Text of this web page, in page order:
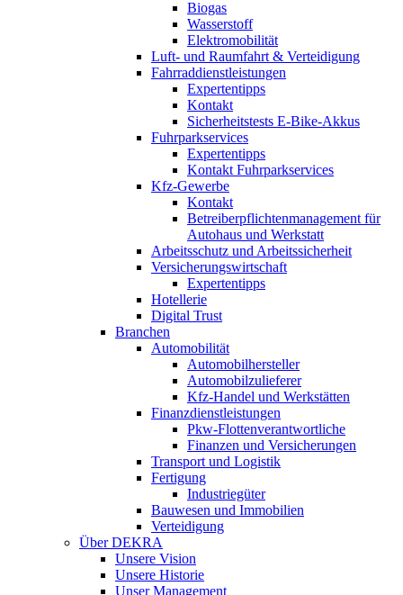
Biogas
Wasserstoff
Elektromobilität
Luft- und Raumfahrt & Verteidigung
Fahrraddienstleistungen
Expertentipps
Kontakt
Sicherheitstests E-Bike-Akkus
Fuhrparkservices
Expertentipps
Kontakt Fuhrparkservices
Kfz-Gewerbe
Kontakt
Betreiberpflichtenmanagement für
Autohaus und Werkstatt
Arbeitsschutz und Arbeitssicherheit
Versicherungswirtschaft
Expertentipps
Hotellerie
Digital Trust
Branchen
Automobilität
Automobilhersteller
Automobilzulieferer
Kfz-Handel und Werkstätten
Finanzdienstleistungen
Pkw‑Flottenverantwortliche
Finanzen und Versicherungen
Transport und Logistik
Fertigung
Industriegüter
Bauwesen und Immobilien
Verteidigung
Über DEKRA
Unsere Vision
Unsere Historie
Unser Management